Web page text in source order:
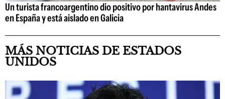
Un turista francoargentino dio positivo por hantavirus Andes
en España y está aislado en Galicia
MÁS NOTICIAS DE ESTADOS
UNIDOS